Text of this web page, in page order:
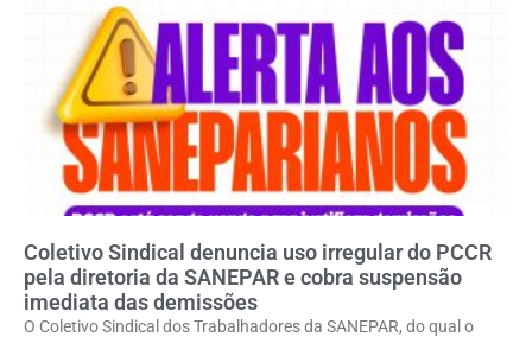
Coletivo Sindical denuncia uso irregular do PCCR
pela diretoria da SANEPAR e cobra suspensão
imediata das demissões
O Coletivo Sindical dos Trabalhadores da SANEPAR, do qual o